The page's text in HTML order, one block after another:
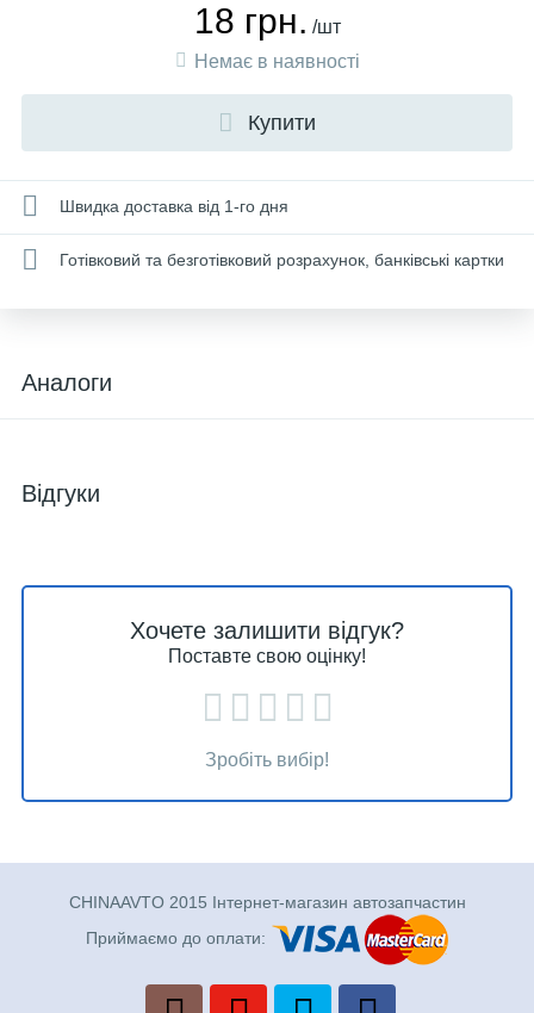
18 грн. /шт
Немає в наявності
Купити
Швидка доставка від 1-го дня
Готівковий та безготівковий розрахунок, банківські картки
Аналоги
Відгуки
Хочете залишити відгук?
Поставте свою оцінку!
Зробіть вибір!
CHINAAVTO 2015 Інтернет-магазин автозапчастин
Приймаємо до оплати: